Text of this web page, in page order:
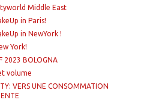
Middle East
in Paris!
in NewYork !
York!
2023 BOLOGNA
volume
VERS UNE CONSOMMATION